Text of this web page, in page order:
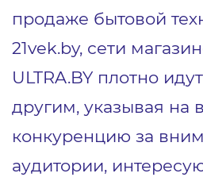
продаже бытовой
21vek.by, сети
ULTRA.BY плотно
другим, указывая на
конкуренцию за
аудитории,